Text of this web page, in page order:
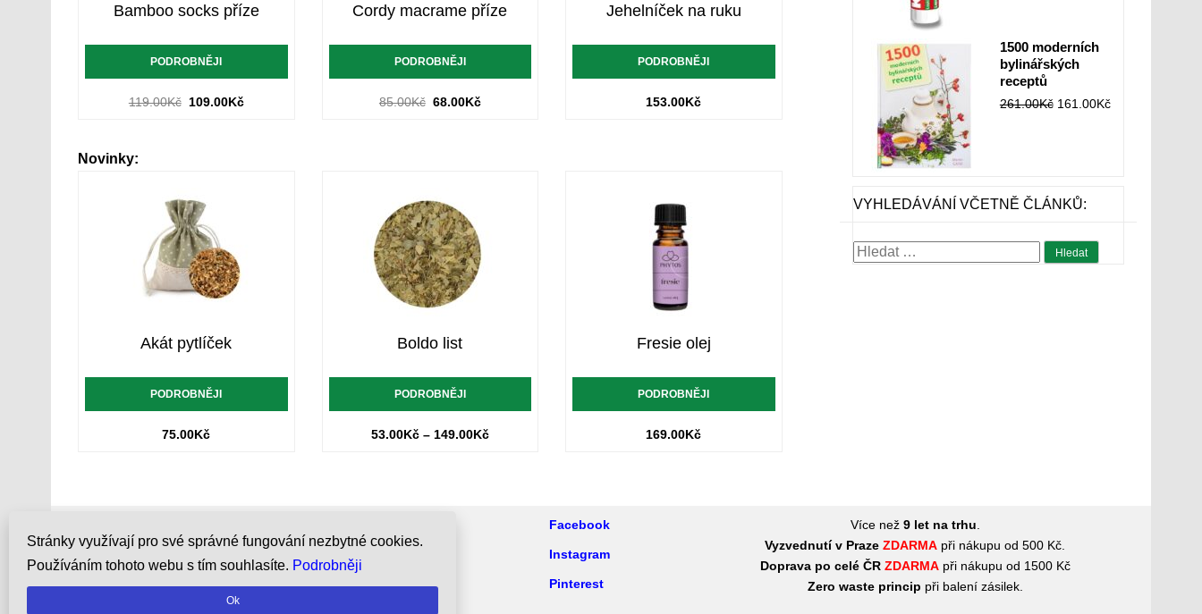
Bamboo socks příze
PODROBNĚJI
119.00Kč 109.00Kč
Cordy macrame příze
PODROBNĚJI
85.00Kč 68.00Kč
Jehelníček na ruku
PODROBNĚJI
153.00Kč
Novinky:
Akát pytlíček
PODROBNĚJI
75.00Kč
Boldo list
PODROBNĚJI
53.00Kč– 149.00Kč
Fresie olej
PODROBNĚJI
169.00Kč
1500 moderních
bylinářských
receptů
261.00Kč 161.00Kč
VYHLEDÁVÁNÍ VČETNĚ ČLÁNKŮ:
Vyhledávání
Pomocník GDPR
Facebook
Instagram
Pinterest
Více než 9 let na trhu
Vyzvednutí v Praze ZDARMA při nákupu od 500 Kč.
Doprava po celé ČR ZDARMA při nákupu od 1500 Kč
Zero waste princip při balení zásilek.
Stránky využívají pro své správné fungování nezbytné cookies.
Používáním tohoto webu s tím souhlasíte. Podrobněji
Ok